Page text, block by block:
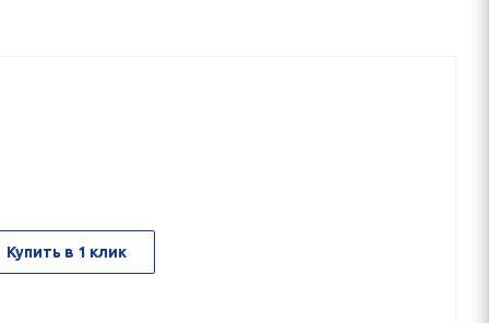
Купить в 1 клик